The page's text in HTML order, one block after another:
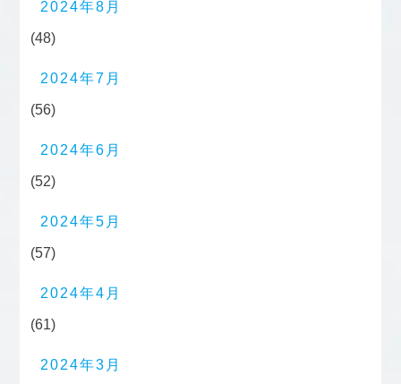
2024年8月
(48)
2024年7月
(56)
2024年6月
(52)
2024年5月
(57)
2024年4月
(61)
2024年3月